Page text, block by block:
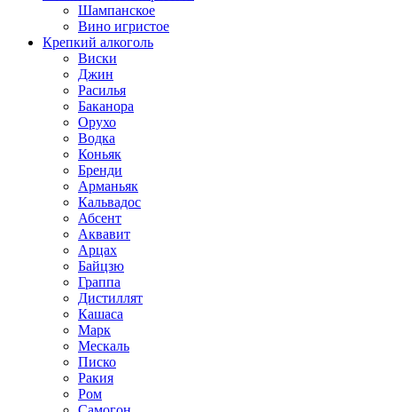
Шампанское
Вино игристое
Крепкий алкоголь
Виски
Джин
Расилья
Баканора
Орухо
Водка
Коньяк
Бренди
Арманьяк
Кальвадос
Абсент
Аквавит
Арцах
Байцзю
Граппа
Дистиллят
Кашаса
Марк
Мескаль
Писко
Ракия
Ром